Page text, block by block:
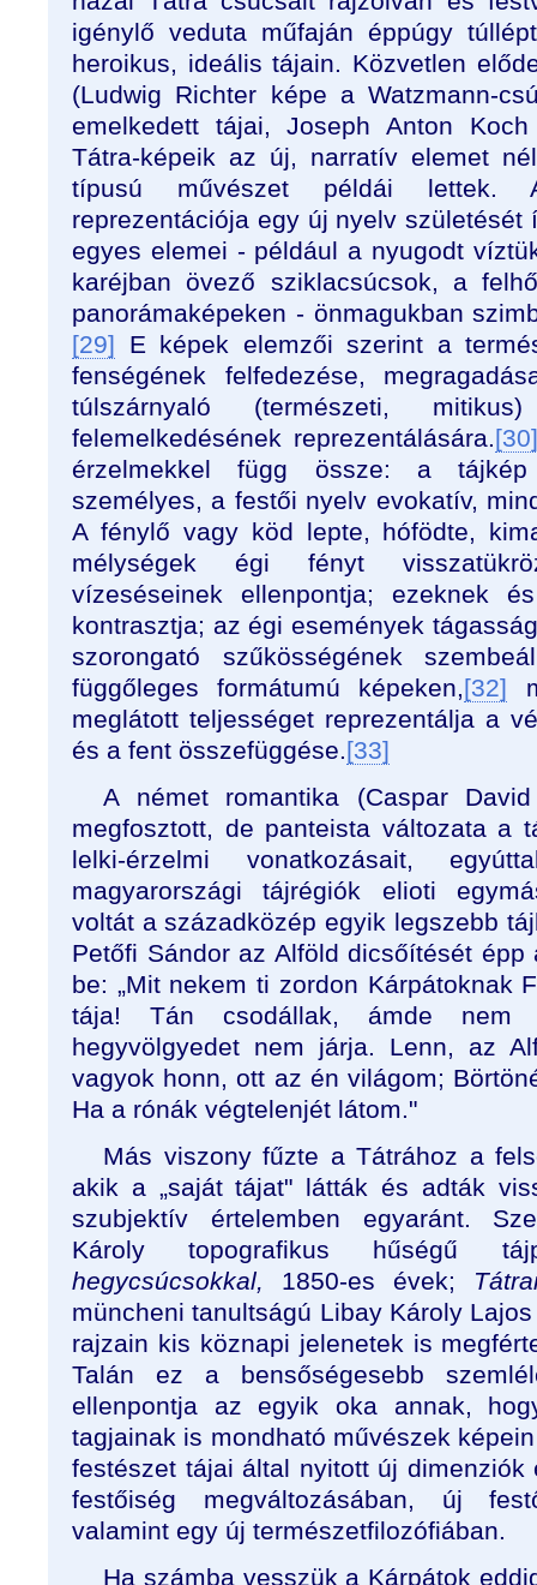
igénylő veduta műfaján éppúgy
heroikus, ideális tájain. Közvetlen
(Ludwig Richter képe a Watzmann-
emelkedett tájai, Joseph Anton
Tátra-képeik az új, narratív elemet
típusú művészet példái lettek.
reprezentációja egy új nyelv születését
egyes elemei - például a nyugodt
karéjban övező sziklacsúcsok, a
panorámaképeken - önmagukban
[29] E képek elemzői szerint a
fenségének felfedezése,
túlszárnyaló (természeti,
felemelkedésének reprezentálására.[30]
érzelmekkel függ össze: a
személyes, a festői nyelv evokatív,
A fénylő vagy köd lepte, hófödte,
mélységek égi fényt
vízeséseinek ellenpontja; ezeknek
kontrasztja; az égi események
szorongató szűkösségének
függőleges formátumú képeken,[32]
meglátott teljességet reprezentálja a
és a fent összefüggése.[33]
A német romantika (Caspar
megfosztott, de panteista változata a
lelki-érzelmi vonatkozásait,
magyarországi tájrégiók elioti
voltát a századközép egyik legszebb
Petőfi Sándor az Alföld dicsőítését
be: „Mit nekem ti zordon Kárpátoknak
tája! Tán csodállak, ámde nem
hegyvölgyedet nem járja. Lenn, az
vagyok honn, ott az én világom;
Ha a rónák végtelenjét látom."
Más viszony fűzte a Tátrához a
akik a „saját tájat" látták és adták
szubjektív értelemben egyaránt.
Károly topografikus hűségű
hegycsúcsokkal, 1850-es évek;
müncheni tanultságú Libay Károly
rajzain kis köznapi jelenetek is
Talán ez a bensőségesebb
ellenpontja az egyik oka annak,
tagjainak is mondható művészek
festészet tájai által nyitott új dimenziók
festőiség megváltozásában, új
valamint egy új természetfilozófiában.
Ha számba vesszük a Kárpátok